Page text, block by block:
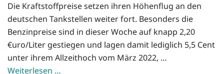
Die Kraftstoffpreise setzen ihren Höhenflug an den
deutschen Tankstellen weiter fort. Besonders die
Benzinpreise sind in dieser Woche auf knapp 2,20
€uro/Liter gestiegen und lagen damit lediglich 5,5 Cent
unter ihrem Allzeithoch vom März 2022, …
Weiterlesen …